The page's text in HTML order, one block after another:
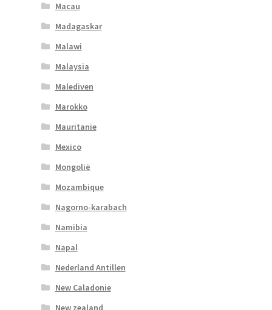
Macau
Madagaskar
Malawi
Malaysia
Malediven
Marokko
Mauritanie
Mexico
Mongolië
Mozambique
Nagorno-karabach
Namibia
Napal
Nederland Antillen
New Caladonie